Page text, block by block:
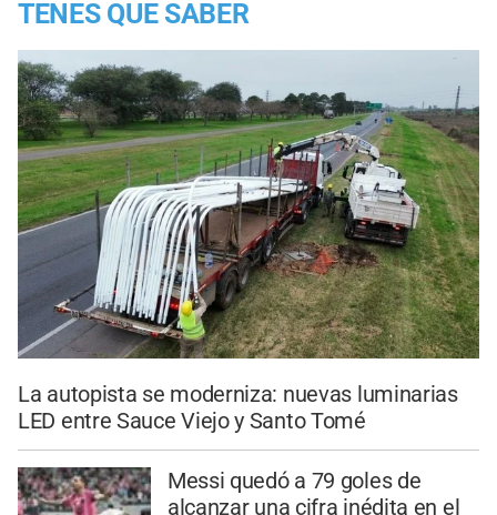
TENES QUE SABER
La autopista se moderniza: nuevas luminarias
LED entre Sauce Viejo y Santo Tomé
Messi quedó a 79 goles de
alcanzar una cifra inédita en el